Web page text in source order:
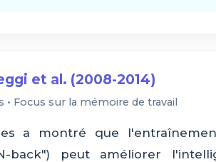
et al. (2008-2014)
• Focus sur la mémoire de travail
a montré que
back") peut améliorer